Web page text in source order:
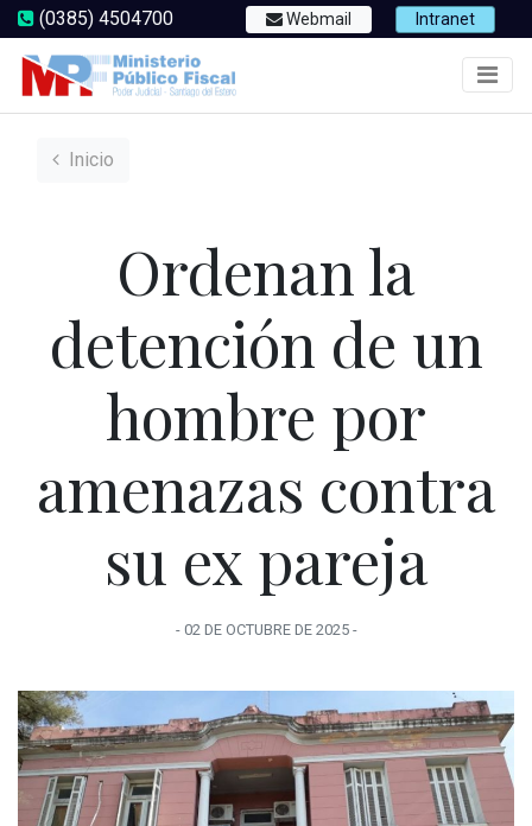
(0385) 4504700 Webmail Intranet
Inicio
Ordenan la
detención de un
hombre por
amenazas contra
su ex pareja
- 02 DE OCTUBREDE 2025-